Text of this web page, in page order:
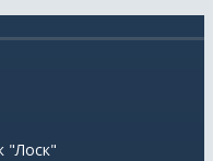
"Лоск"